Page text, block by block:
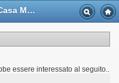
Liriche sperse - Casa Musicale Eco
essere interessato al seguito..